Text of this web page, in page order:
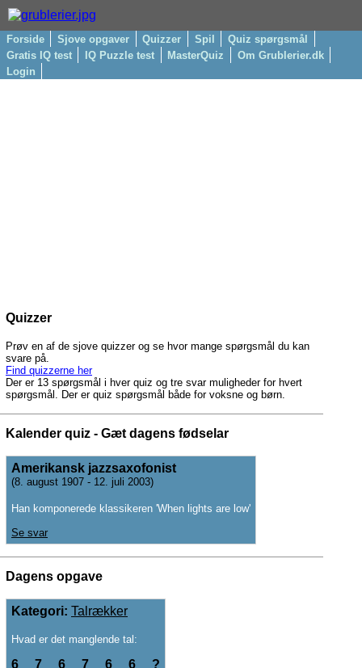
Forside Sjove opgaver Quizzer Spil
Quiz spørgsmål
Gratis IQ test
IQ Puzzle test MasterQuiz
Om Grublerier.dk
Login
Quizzer
Prøv en af de sjove quizzer og se hvor mange spørgsmål du kan
svare på.
Find quizzerne her
Der er 13 spørgsmål i hver quiz og tre svar muligheder for hvert
spørgsmål. Der er quiz spørgsmål både for voksne og børn.
Kalender quiz - Gæt dagens fødselar
Amerikansk jazzsaxofonist
(8. august 1907 - 12. juli 2003)
Han komponerede klassikeren 'When lights are low'
Se svar
Dagens opgave
Kategori: Talrækker
Hvad er det manglende tal:
6     7     6     7     6     6     ?